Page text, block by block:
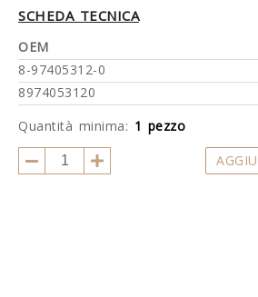
SCHEDA TECNICA
OEM
8-97405312-0
8974053120
Quantità minima: 1 pezzo